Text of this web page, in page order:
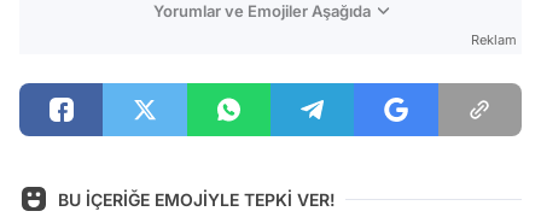
Yorumlar ve Emojiler Aşağıda
Reklam
BU İÇERİĞE EMOJİYLE TEPKİ VER!